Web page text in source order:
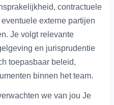
contractuele
externe partijen
Je volgt relevante
en jurisprudentie
toepasbaar beleid,
binnen het team.
we van jou Je